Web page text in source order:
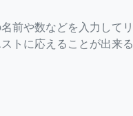
前や数などを入力してリ
トに応えることが出来る